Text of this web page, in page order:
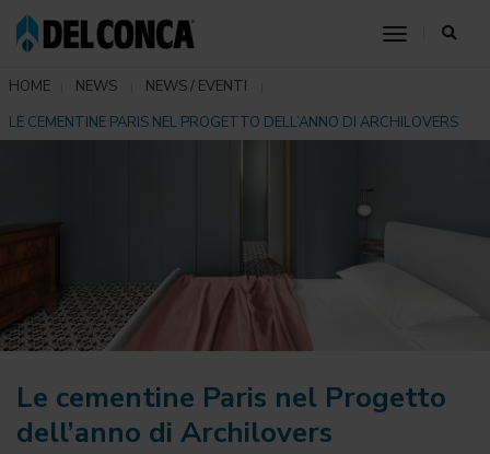
toggle
HOME NEWS
NEWS / EVENTI
LE CEMENTINE PARIS NEL PROGETTO DELL’ANNO DI ARCHILOVERS
Le cementine Paris nel Progetto
dell’anno di Archilovers